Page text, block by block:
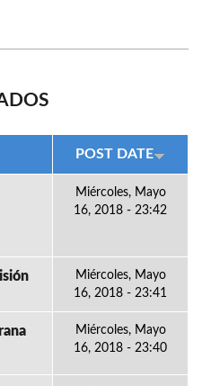
POST DATE
Miércoles, Mayo
16, 2018 - 23:42
Miércoles, Mayo
16, 2018 - 23:41
Miércoles, Mayo
16, 2018 - 23:40